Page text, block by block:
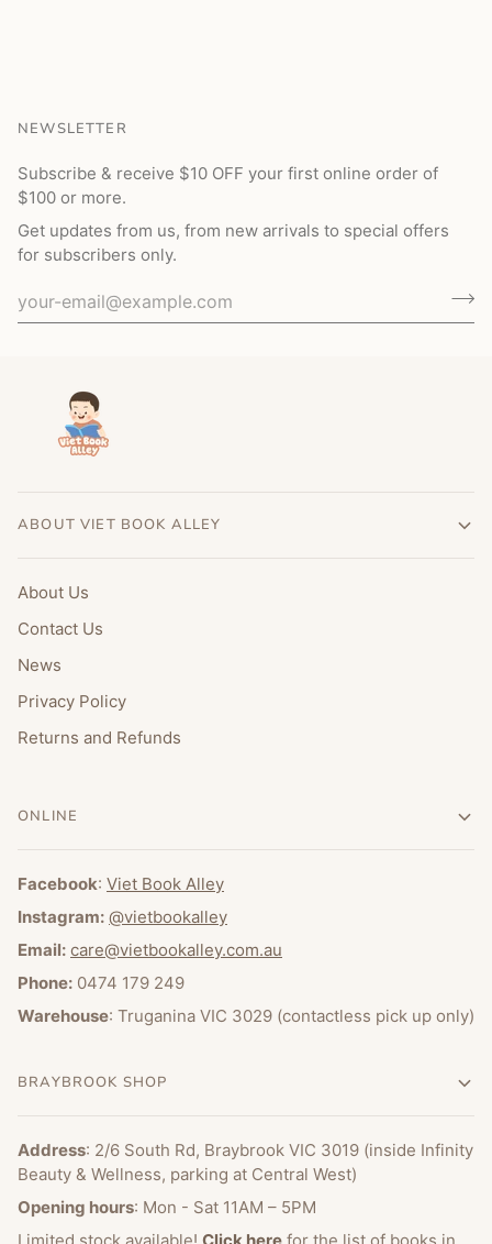
NEWSLETTER
Subscribe & receive $10 OFF your first online order of
$100 or more.
Get updates from us, from new arrivals to special offers
for subscribers only.
ABOUT VIET BOOK ALLEY
About Us
Contact Us
News
Privacy Policy
Returns and Refunds
ONLINE
Facebook: Viet Book Alley
Instagram: @vietbookalley
Email: care@vietbookalley.com.au
Phone: 0474 179 249
Warehouse: Truganina VIC 3029 (contactless pick up only)
BRAYBROOK SHOP
Address: 2/6 South Rd, Braybrook VIC 3019 (inside Infinity
Beauty & Wellness, parking at Central West)
Opening hours: Mon - Sat 11AM – 5PM